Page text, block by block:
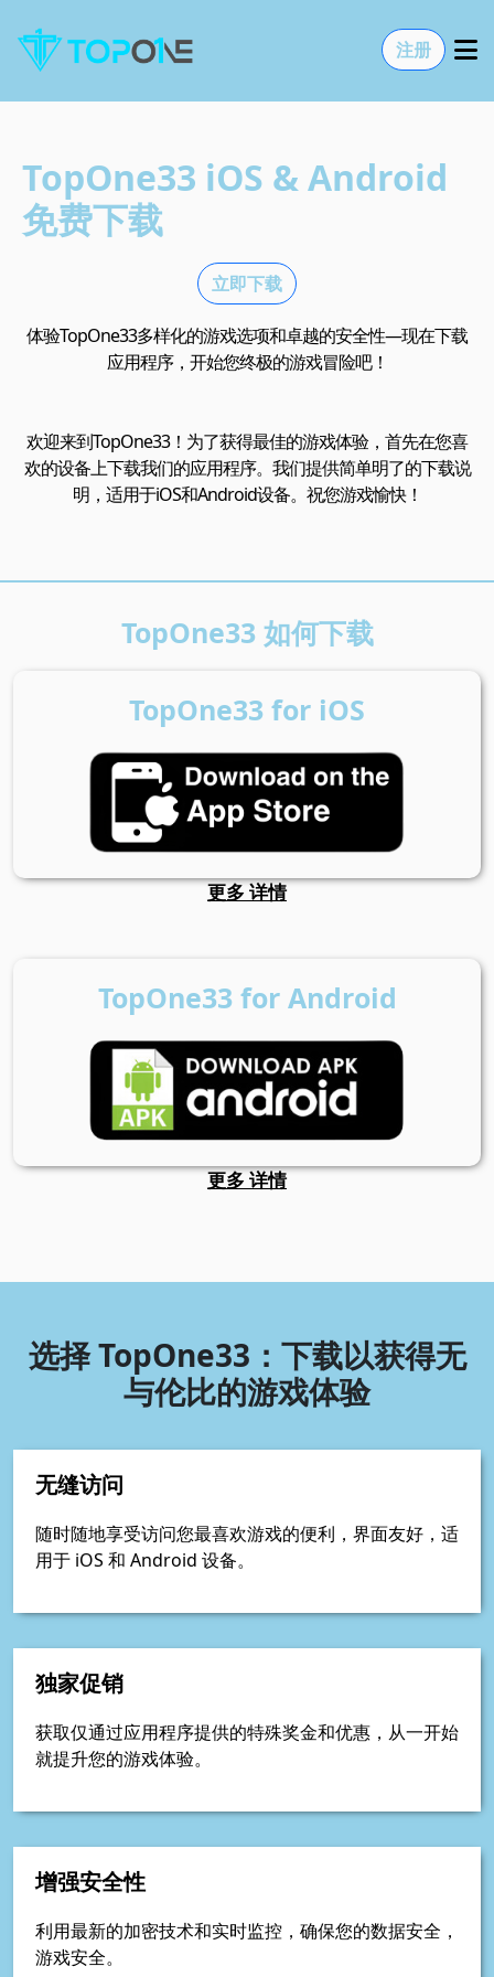
注册
TopOne33 iOS & Android
免费下载
立即下载
体验TopOne33多样化的游戏选项和卓越的安全性—现在下载
应用程序，开始您终极的游戏冒险吧！
欢迎来到TopOne33！为了获得最佳的游戏体验，首先在您喜
欢的设备上下载我们的应用程序。我们提供简单明了的下载说
明，适用于iOS和Android设备。祝您游戏愉快！
TopOne33 如何下载
TopOne33 for iOS
更多 详情
TopOne33 for Android
更多 详情
选择 TopOne33：下载以获得无
与伦比的游戏体验
无缝访问
随时随地享受访问您最喜欢游戏的便利，界面友好，适
用于 iOS 和 Android 设备。
独家促销
获取仅通过应用程序提供的特殊奖金和优惠，从一开始
就提升您的游戏体验。
增强安全性
利用最新的加密技术和实时监控，确保您的数据安全，
游戏安全。